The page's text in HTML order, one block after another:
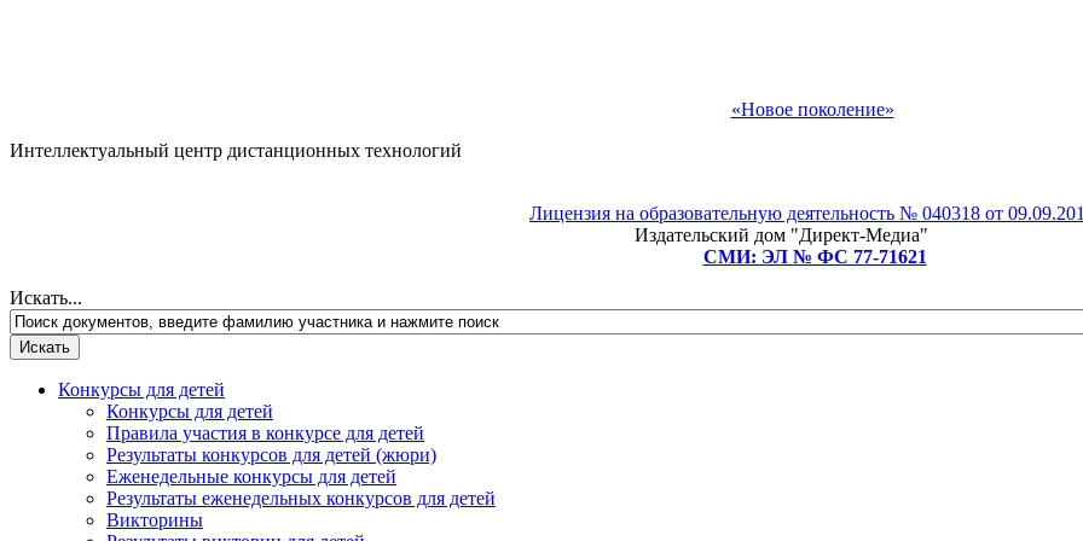
«Новое поколение»
Интеллектуальный центр дистанционных технологий
Лицензия на образовательную деятельность № 040318 от
Издательский дом "Директ-Медиа"
СМИ: ЭЛ № ФС 77-71621
Искать...
Конкурсы для детей
Конкурсы для детей
Правила участия в конкурсе для детей
Результаты конкурсов для детей (жюри)
Еженедельные конкурсы для детей
Результаты еженедельных конкурсов для детей
Викторины
Рады приветствовать Вас!
Подпишитесь на рассылку и мы подарим Вам бесплатное